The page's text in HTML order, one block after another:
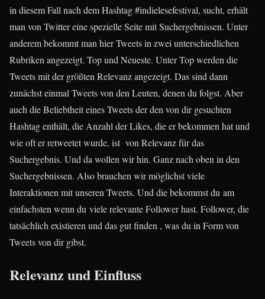
in diesem Fall nach dem Hashtag #indielesefestival, sucht, erhält
man von Twitter eine spezielle Seite mit Suchergebnissen. Unter
anderem bekommt man hier Tweets in zwei unterschiedlichen
Rubriken angezeigt. Top und Neueste. Unter Top werden die
Tweets mit der größten Relevanz angezeigt. Das sind dann
zunächst einmal Tweets von den Leuten, denen du folgst. Aber
auch die Beliebtheit eines Tweets der den von dir gesuchten
Hashtag enthält, die Anzahl der Likes, die er bekommen hat und
wie oft er retweetet wurde, ist von Relevanz für das
Suchergebnis. Und da wollen wir hin. Ganz nach oben in den
Suchergebnissen. Also brauchen wir möglichst viele
Interaktionen mit unseren Tweets. Und die bekommst du am
einfachsten wenn du viele relevante Follower hast. Follower, die
tatsächlich existieren und das gut finden , was du in Form von
Tweets von dir gibst.
Relevanz und Einfluss